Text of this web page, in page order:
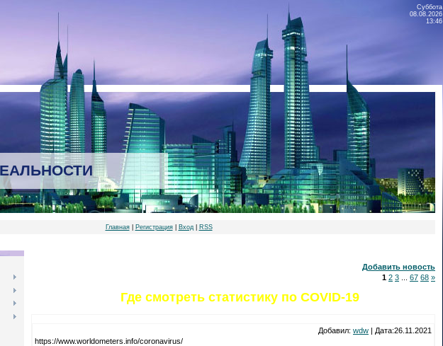
Суббота
08.08.2026
13:46
Главная| Регистрация| Вход| RSS
Добавить новость
1 2 3 67 68 »
Где смотреть статистику по COVID-19
Добавил: wdw | Дата:26.11.2021
https://www.worldometers.info/coronavirus/